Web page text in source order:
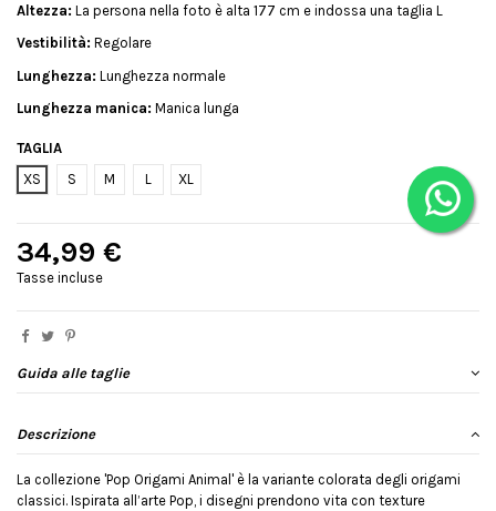
Altezza: La persona nella foto è alta 177 cm e indossa una taglia L
Vestibilità: Regolare
Lunghezza: Lunghezza normale
Lunghezza manica: Manica lunga
TAGLIA
XS
S M L XL
34,99 €
Tasse incluse
Guida alle taglie
Descrizione
La collezione 'Pop Origami Animal' è la variante colorata degli origami
classici. Ispirata all’arte Pop, i disegni prendono vita con texture